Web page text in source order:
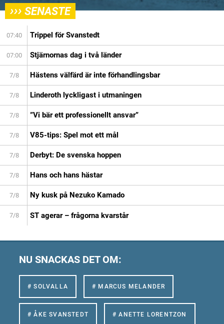
››› SENASTE
07:40 Trippel för Svanstedt
07:00 Stjärnornas dag i två länder
7/8 Hästens välfärd är inte förhandlingsbar
7/8 Linderoth lyckligast i utmaningen
7/8 ”Vi bär ett professionellt ansvar”
7/8 V85-tips: Spel mot ett mål
7/8 Derbyt: De svenska hoppen
7/8 Hans och hans hästar
7/8 Ny kusk på Nezuko Kamado
7/8 ST agerar – frågorna kvarstår
NU SNACKAS DET OM:
# SOLVALLA # MARCUS MELANDER
# ÅKE SVANSTEDT # ANETTE LORENTZON